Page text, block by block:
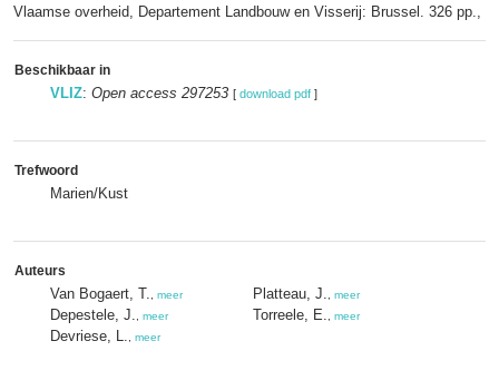
Vlaamse overheid, Departement Landbouw en Visserij: Brussel. 326 pp.,
Beschikbaar in
VLIZ: Open access 297253 [ download pdf ]
Trefwoord
Marien/Kust
Auteurs
Van Bogaert, T. meer
Depestele, J. meer
Devriese, L. meer
Platteau, J. meer
Torreele, E. meer